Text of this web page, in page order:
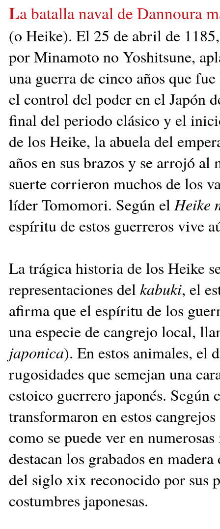
La batalla naval de Dannoura
(o Heike). El 25 de abril de
por Minamoto no Yoshitsune,
una guerra de cinco años que
el control del poder en el Japón
final del periodo clásico y el
de los Heike, la abuela del
años en sus brazos y se arrojó
suerte corrieron muchos de los
líder Tomomori. Según elHeike
espíritu de estos guerreros vive
La trágica historia de los Heike
representaciones del kabuki, el
afirma que el espíritu de los
una especie de cangrejo local,
japonica). En estos animales, el
rugosidades que semejan una
estoico guerrero japonés. Según
transformaron en estos
como se puede ver en
destacan los grabados en
del siglo xix reconocido por sus
costumbres japonesas.